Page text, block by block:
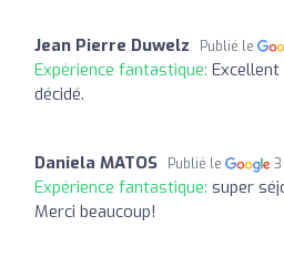
Jean Pierre Duwelz Publié le
Expérience fantastique:
décidé.
Daniela MATOS Publié le
Expérience fantastique: super
Merci beaucoup!